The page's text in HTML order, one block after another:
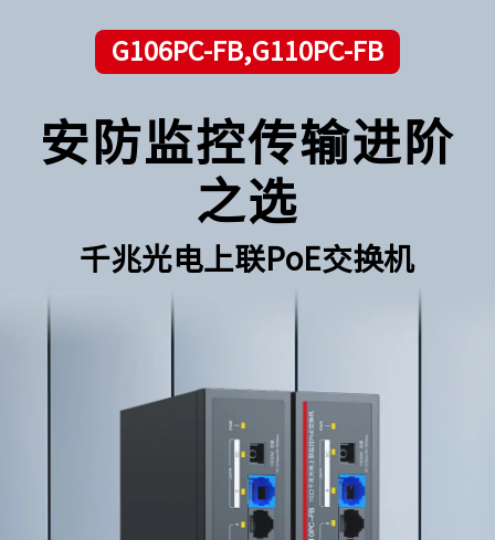
G106PC-FB,G110PC-FB
安防监控传输进阶
之选
千兆光电上联PoE交换机